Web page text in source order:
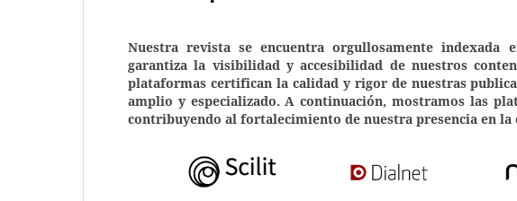
Nuestra revista se encuentra orgullosamente indexada
garantiza la visibilidad y accesibilidad de nuestros
plataformas certifican la calidad y rigor de nuestras
amplio y especializado. A continuación, mostramos las
contribuyendo al fortalecimiento de nuestra presencia en